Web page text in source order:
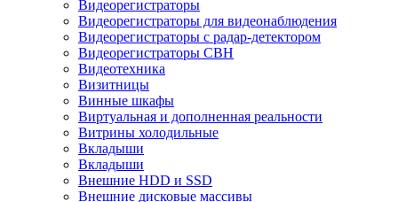
Видеорегистраторы
Видеорегистраторы для видеонаблюдения
Видеорегистраторы с радар-детектором
Видеорегистраторы СВН
Видеотехника
Визитницы
Винные шкафы
Виртуальная и дополненная реальности
Витрины холодильные
Вкладыши
Вкладыши
Внешние HDD и SSD
Внешние дисковые массивы